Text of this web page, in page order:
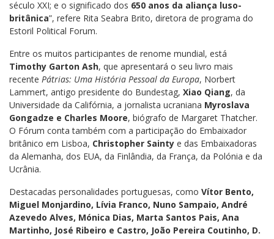
século XXI; e o significado dos 650 anos da aliança luso-
britânica”, refere Rita Seabra Brito, diretora de programa do
Estoril Political Forum.
Entre os muitos participantes de renome mundial, está
Timothy Garton Ash, que apresentará o seu livro mais
recente Pátrias: Uma História Pessoal da Europa, Norbert
Lammert, antigo presidente do Bundestag, Xiao Qiang, da
Universidade da Califórnia, a jornalista ucraniana Myroslava
Gongadze e Charles Moore, biógrafo de Margaret Thatcher.
O Fórum conta também com a participação do Embaixador
britânico em Lisboa, Christopher Sainty e das Embaixadoras
da Alemanha, dos EUA, da Finlândia, da França, da Polónia e da
Ucrânia.
Destacadas personalidades portuguesas, como Vítor Bento,
Miguel Monjardino, Lívia Franco, Nuno Sampaio, André
Azevedo Alves, Mónica Dias, Marta Santos Pais, Ana
Martinho, José Ribeiro e Castro, João Pereira Coutinho, D.